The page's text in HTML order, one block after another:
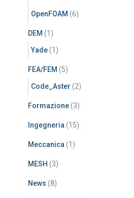
OpenFOAM (6)
DEM (1)
Yade (1)
FEA/FEM (5)
Code_Aster (2)
Formazione (3)
Ingegneria (15)
Meccanica (1)
MESH (3)
News (8)